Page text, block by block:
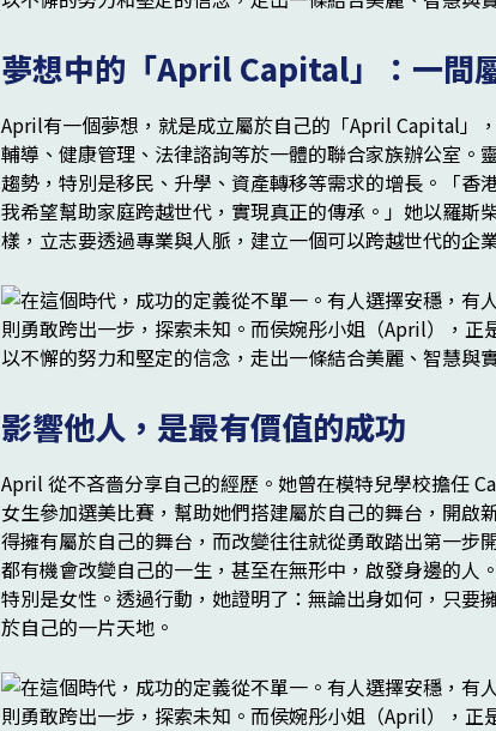
夢想中的「April Capital」：一間
April有一個夢想，就是成立屬於自己的「April Capital」
輔導、健康管理、法律諮詢等於一體的聯合家族辦公室。
趨勢，特別是移民、升學、資產轉移等需求的增長。「香
我希望幫助家庭跨越世代，實現真正的傳承。」她以羅
樣，立志要透過專業與人脈，建立一個可以跨越世代的企
影響他人，是最有價值的成功
April 從不吝嗇分享自己的經歷。她曾在模特兒學校擔任
女生參加選美比賽，幫助她們搭建屬於自己的舞台，開啟
得擁有屬於自己的舞台，而改變往往就從勇敢踏出第一步
都有機會改變自己的一生，甚至在無形中，啟發身邊的人
特別是女性。透過行動，她證明了：無論出身如何，只要
於自己的一片天地。